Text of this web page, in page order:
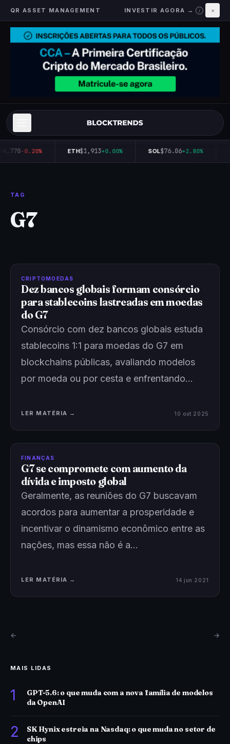
QR ASSET MANAGEMENT INVESTIR AGORA → i ×
-0.20% ETH$1,913+0.00% SOL$76.06+2.80%
TAG
G7
CRIPTOMOEDAS
Dez bancos globais formam consórcio
para stablecoins lastreadas em moedas
do G7
Consórcio com dez bancos globais estuda
stablecoins 1:1 para moedas do G7 em
blockchains públicas, avaliando modelos
por moeda ou por cesta e enfrentando…
LER MATÉRIA → 10 out 2025
FINANÇAS
G7 se compromete com aumento da
dívida e imposto global
Geralmente, as reuniões do G7 buscavam
acordos para aumentar a prosperidade e
incentivar o dinamismo econômico entre as
nações, mas essa não é a…
LER MATÉRIA → 14 jun 2021
← →
MAIS LIDAS
1
GPT-5.6: o que muda com a nova família de modelos
da OpenAI
2
SK Hynix estreia na Nasdaq: o que muda no setor de
chips